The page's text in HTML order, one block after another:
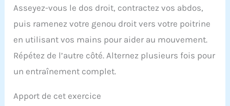
Asseyez-vous le dos droit, contractez vos abdos,
puis ramenez votre genou droit vers votre poitrine
en utilisant vos mains pour aider au mouvement.
Répétez de l’autre côté. Alternez plusieurs fois pour
un entraînement complet.
Apport de cet exercice